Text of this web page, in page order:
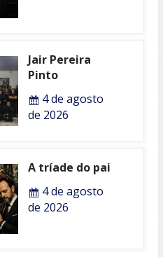
Jair Pereira
Pinto
4 de agosto
de 2026
A tríade do pai
4 de agosto
de 2026